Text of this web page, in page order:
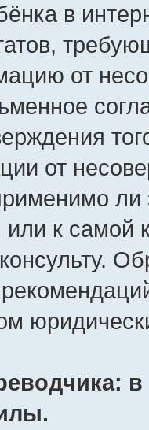
в
от
от
ли
к самой